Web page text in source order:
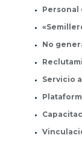
Personal
No
Servicio